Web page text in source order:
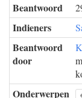
Beantwoord
Indieners
Beantwoord
door
Onderwerpen